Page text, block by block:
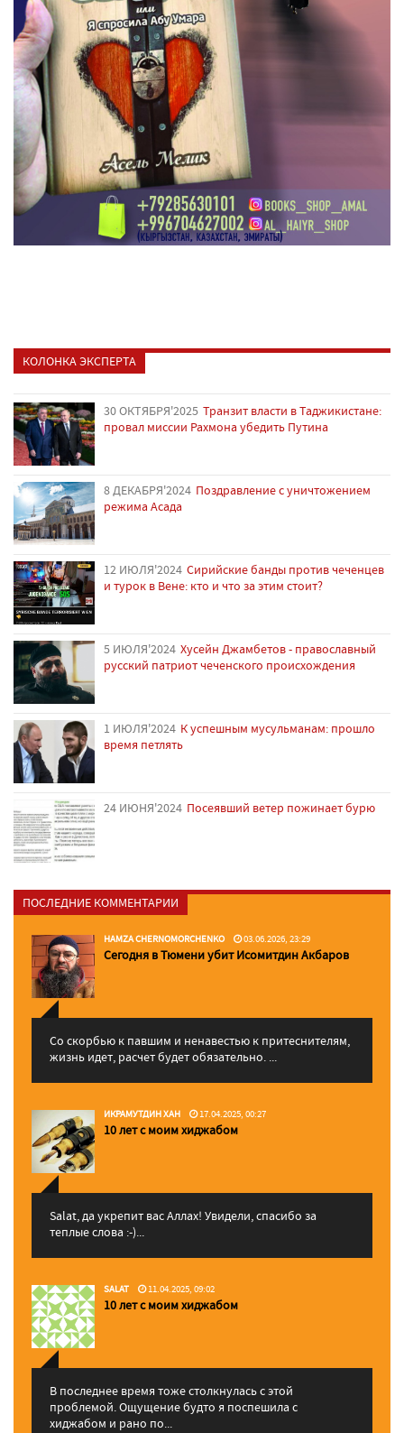
КОЛОНКА ЭКСПЕРТА
30 ОКТЯБРЯ'2025 Транзит власти в Таджикистане:
провал миссии Рахмона убедить Путина
8 ДЕКАБРЯ'2024 Поздравление с уничтожением
режима Асада
12 ИЮЛЯ'2024 Сирийские банды против чеченцев
и турок в Вене: кто и что за этим стоит?
5 ИЮЛЯ'2024 Хусейн Джамбетов - православный
русский патриот чеченского происхождения
1 ИЮЛЯ'2024 К успешным мусульманам: прошло
время петлять
24 ИЮНЯ'2024 Посеявший ветер пожинает бурю
ПОСЛЕДНИЕ КОММЕНТАРИИ
HAMZA CHERNOMORCHENKO 03.06.2026, 23:29
Сегодня в Тюмени убит Исомитдин Акбаров
Со скорбью к павшим и ненавестью к притеснителям,
жизнь идет, расчет будет обязательно. ...
ИКРАМУТДИН ХАН 17.04.2025, 00:27
10 лет с моим хиджабом
Salat, да укрепит вас Аллаx! Увидели, спасибо за
теплые слова :-)...
SALAT 11.04.2025, 09:02
10 лет с моим хиджабом
В последнее время тоже столкнулась с этой
проблемой. Ощущение будто я поспешила с
хиджабом и рано по...